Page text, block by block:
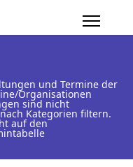
und Termine der
Organisationen
sind nicht
Kategorien filtern.
auf den